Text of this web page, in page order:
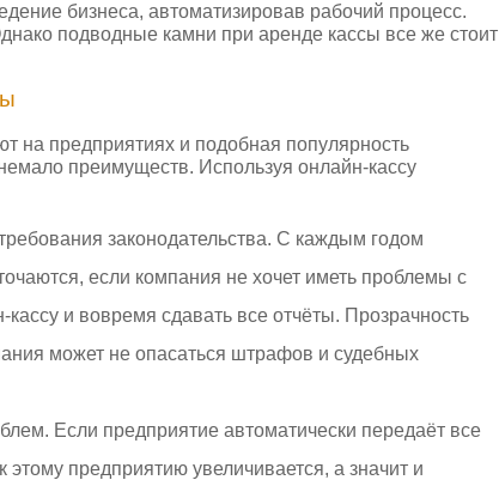
бизнеса, автоматизировав рабочий процесс.
подводные камни при аренде кассы все же стоит
на предприятиях и подобная популярность
преимуществ. Используя онлайн-кассу
законодательства. С каждым годом
если компания не хочет иметь проблемы с
и вовремя сдавать все отчёты. Прозрачность
может не опасаться штрафов и судебных
Если предприятие автоматически передаёт все
предприятию увеличивается, а значит и